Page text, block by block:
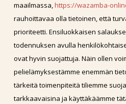
maailmassa,https://wazamba-
rauhoittavaa olla tietoinen, että
prioriteetti. Ensiluokkaisen
todennuksen avulla
ovat hyvin suojattuja. Näin ollen
pelielämyksestämme enemmän
tärkeitä toimenpiteitä tiliemme
tarkkaavaisina ja käyttäkäämme